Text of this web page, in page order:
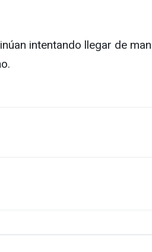
intentando llegar de